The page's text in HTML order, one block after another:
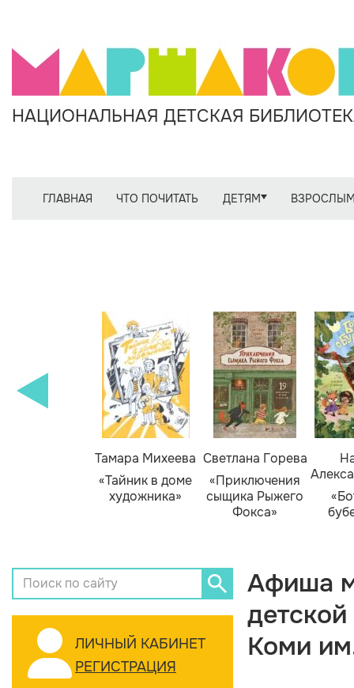
НАЦИОНАЛЬНАЯ ДЕТСКАЯ
ГЛАВНАЯ ЧТО ПОЧИТАТЬ ДЕТЯМ
Тамара Михеева
«Тайник в доме
художника»
Светлана Горева
«Приключения
сыщика Рыжего
Фокса»
ЛИЧНЫЙ КАБИНЕТ
РЕГИСТРАЦИЯ
Афиша
Коми